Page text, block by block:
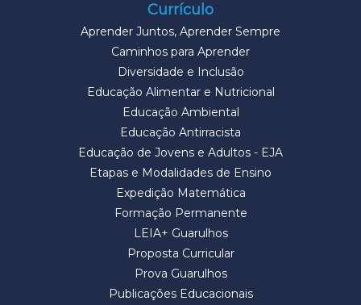
Currículo
Aprender Juntos, Aprender Sempre
Caminhos para Aprender
Diversidade e Inclusão
Educação Alimentar e Nutricional
Educação Ambiental
Educação Antirracista
Educação de Jovens e Adultos - EJA
Etapas e Modalidades de Ensino
Expedição Matemática
Formação Permanente
LEIA+ Guarulhos
Proposta Curricular
Prova Guarulhos
Publicações Educacionais